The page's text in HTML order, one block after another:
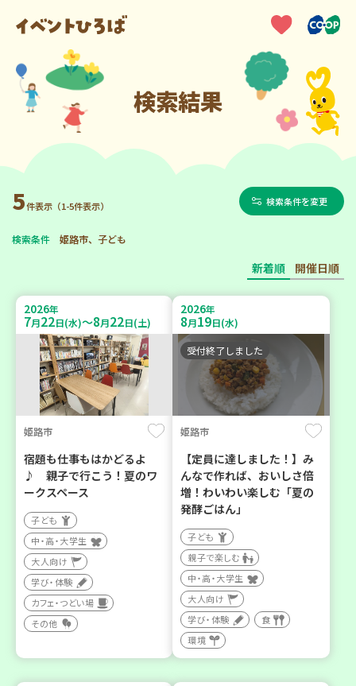
検索結果
5件表示（1-5件表示） 検索条件を変更
検索条件 姫路市、子ども
新着順 開催日順
2026年
7月22日(水)～8月22日(土)
姫路市
宿題も仕事もはかどるよ
♪ 親子で行こう！夏のワ
ークスペース
子ども
中・高・大学生
大人向け
学び・体験
カフェ・つどい場
その他
2026年
8月19日(水)
受付終了しました
姫路市
【定員に達しました！】み
んなで作れば、おいしさ倍
増！わいわい楽しむ「夏の
発酵ごはん」
子ども
親子で楽しむ
中・高・大学生
大人向け
学び・体験
食
環境